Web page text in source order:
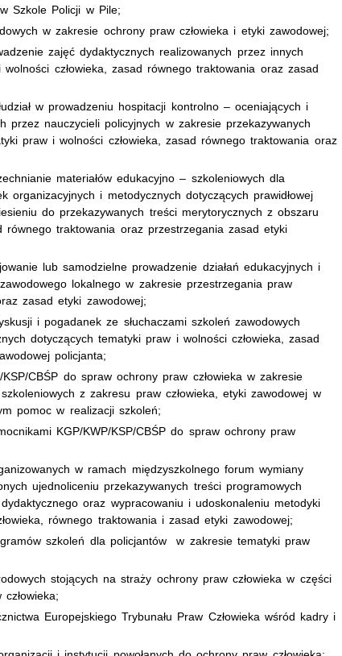
Szkole Policji w Pile;
w zakresie ochrony praw człowieka i etyki zawodowej;
zajęć dydaktycznych realizowanych przez innych
człowieka, zasad równego traktowania oraz zasad
w prowadzeniu hospitacji kontrolno – oceniających i
przez nauczycieli policyjnych w zakresie przekazywanych
praw i wolności człowieka, zasad równego traktowania oraz
materiałów edukacyjno – szkoleniowych dla
organizacyjnych i metodycznych dotyczących prawidłowej
do przekazywanych treści merytorycznych z obszaru
równego traktowania oraz przestrzegania zasad etyki
lub samodzielne prowadzenie działań edukacyjnych i
lokalnego w zakresie przestrzegania praw
zasad etyki zawodowej;
i pogadanek ze słuchaczami szkoleń zawodowych
dotyczących tematyki praw i wolności człowieka, zasad
policjanta;
KSP/CBŚP do spraw ochrony praw człowieka w zakresie
z zakresu praw człowieka, etyki zawodowej w
pomoc w realizacji szkoleń;
KGP/KWP/KSP/CBŚP do spraw ochrony praw
w ramach międzyszkolnego forum wymiany
ujednoliceniu przekazywanych treści programowych
oraz wypracowaniu i udoskonaleniu metodyki
równego traktowania i zasad etyki zawodowej;
szkoleń dla policjantów w zakresie tematyki praw
stojących na straży ochrony praw człowieka w części
Europejskiego Trybunału Praw Człowieka wśród kadry i